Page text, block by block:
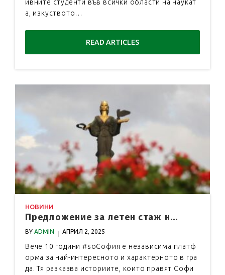
ивните студенти във всички области на наукат
а, изкуството…
READ ARTICLES
НОВИНИ
Предложение за летен стаж н...
BY ADMIN АПРИЛ 2, 2025
Вече 10 години #soСофия е независима платф
орма за най-интересното и характерното в гра
да. Тя разказва историите, които правят Софи